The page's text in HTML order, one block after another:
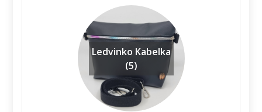
Ledvinko Kabelka
(5)